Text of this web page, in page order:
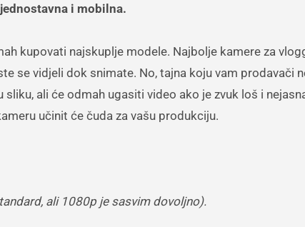
i mobilna.
kupovati najskuplje modele. Najbolje kamere za
se vidjeli dok snimate. No, tajna koju vam prodavači
ali će odmah ugasiti video ako je zvuk loš i
učinit će čuda za vašu produkciju.
ali 1080p je sasvim dovoljno).